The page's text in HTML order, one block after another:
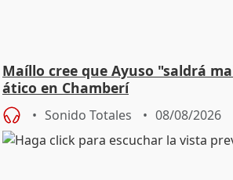
Maíllo cree que Ayuso "saldrá
ático en Chamberí
Sonido Totales 08/08/2026